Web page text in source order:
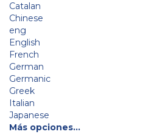
Catalan
Chinese
eng
English
French
German
Germanic
Greek
Italian
Japanese
Más opciones…